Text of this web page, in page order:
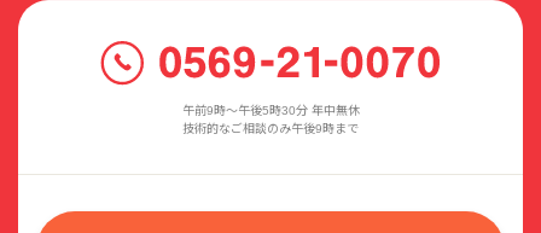
午前9時〜午後5時30分 年中無休
技術的なご相談のみ午後9時まで